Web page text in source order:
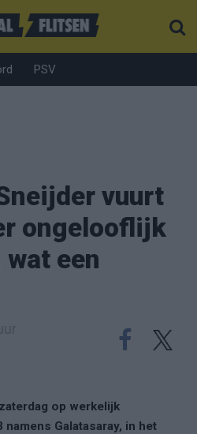
PSV
vuurt
ongelooflijk
een
op werkelijk
Galatasaray, in het